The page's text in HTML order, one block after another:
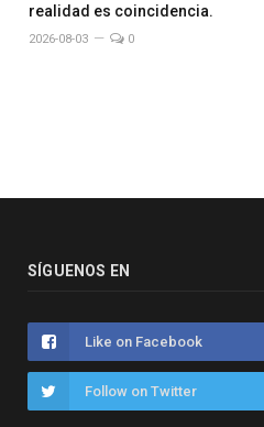
realidad es coincidencia.
2026-08-03 0
SÍGUENOS EN
Like on Facebook
Follow on Twitter